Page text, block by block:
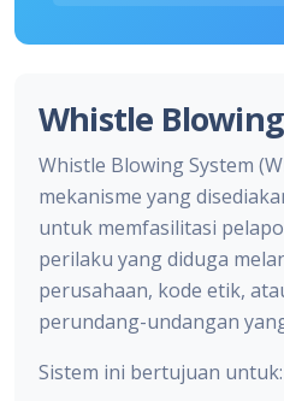
Whistle
Whistle Blowing System
mekanisme yang
untuk memfasilitasi
perilaku yang diduga
perusahaan, kode etik,
perundang-undangan
Sistem ini bertujuan untuk: